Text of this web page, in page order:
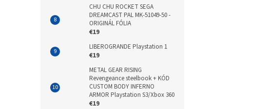
CHU CHU ROCKET SEGA
DREAMCAST PAL MK-51049-50 -
ORIGINÁL FÓLIA
€19
LIBEROGRANDE Playstation 1
€19
METAL GEAR RISING
Revengeance steelbook + KÓD
CUSTOM BODY INFERNO
ARMOR Playstation S3/Xbox 360
€19